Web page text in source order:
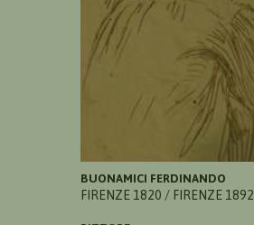
BUONAMICI FERDINANDO
FIRENZE 1820 / FIRENZE 1892